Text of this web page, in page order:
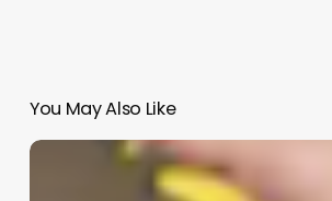
You May Also Like
Estados